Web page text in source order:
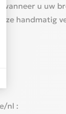
u uw
ze handmatig
nl :